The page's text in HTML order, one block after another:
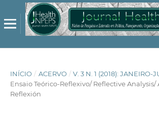
INÍCIO / ACERVO / V. 3 N. 1 (2018): JANEIRO-
Ensaio Teórico-Reflexivo/ Reflective
Reflexión